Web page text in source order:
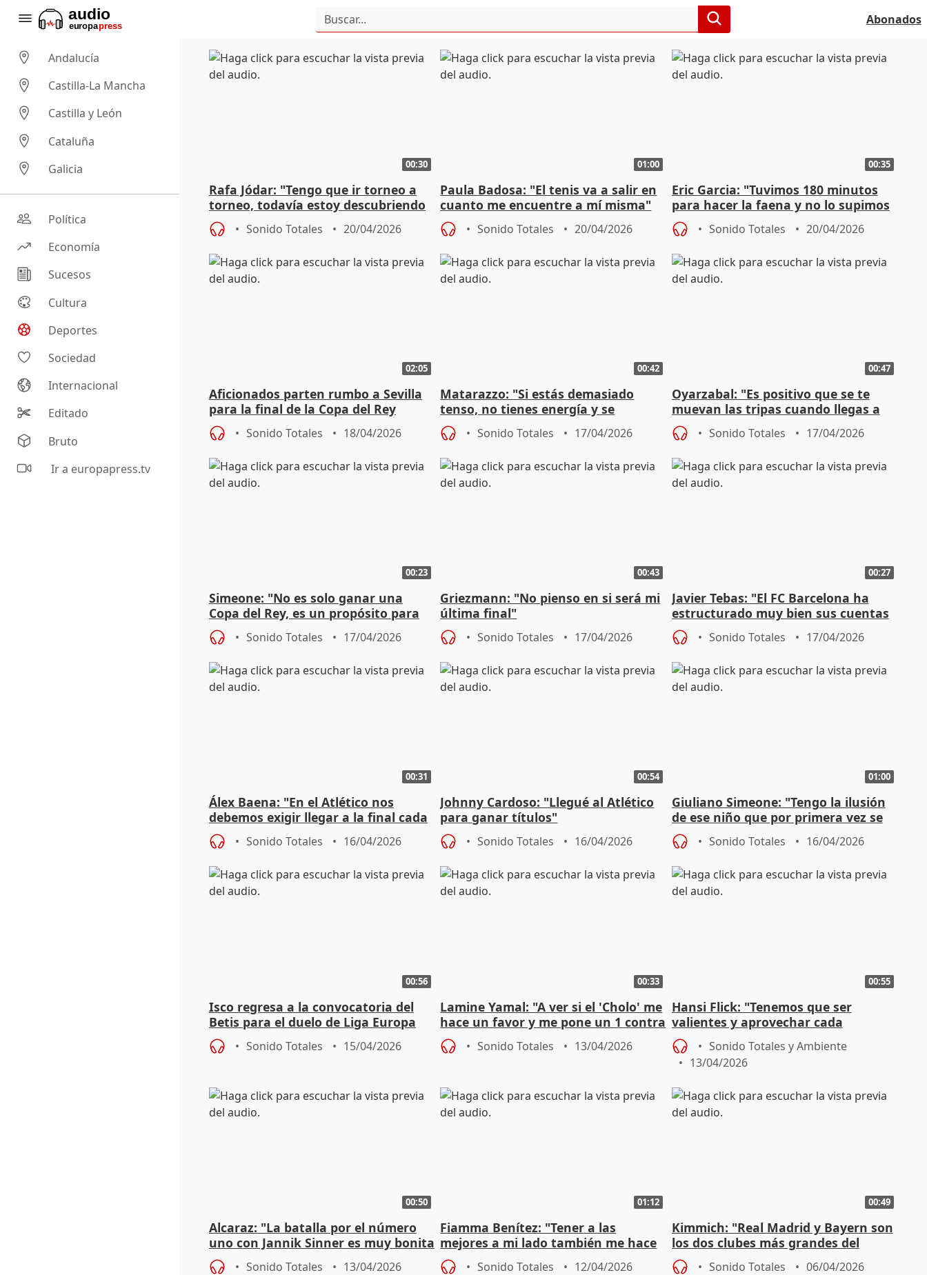
Abonados
Andalucía
Castilla-La Mancha
Castilla y León
Cataluña
Galicia
Política
Economía
Sucesos
Cultura
Deportes
Sociedad
Internacional
Editado
Bruto
Ir a europapress.tv
00:30
Rafa Jódar: "Tengo que ir torneo a
torneo, todavía estoy descubriendo
el circuito"
Sonido Totales 20/04/2026
01:00
Paula Badosa: "El tenis va a salir en
cuanto me encuentre a mí misma"
Sonido Totales 20/04/2026
00:35
Eric Garcia: "Tuvimos 180 minutos
para hacer la faena y no lo supimos
hacer"
Sonido Totales 20/04/2026
02:05
Aficionados parten rumbo a Sevilla
para la final de la Copa del Rey
Sonido Totales 18/04/2026
00:42
Matarazzo: "Si estás demasiado
tenso, no tienes energía y se
convierte en algo limitante"
Sonido Totales 17/04/2026
00:47
Oyarzabal: "Es positivo que se te
muevan las tripas cuando llegas a
momentos como éste"
Sonido Totales 17/04/2026
00:23
Simeone: "No es solo ganar una
Copa del Rey, es un propósito para
un montón de cosas"
Sonido Totales 17/04/2026
00:43
Griezmann: "No pienso en si será mi
última final"
Sonido Totales 17/04/2026
00:27
Javier Tebas: "El FC Barcelona ha
estructurado muy bien sus cuentas
y va por buen camino"
Sonido Totales 17/04/2026
00:31
Álex Baena: "En el Atlético nos
debemos exigir llegar a la final cada
año"
Sonido Totales 16/04/2026
00:54
Johnny Cardoso: "Llegué al Atlético
para ganar títulos"
Sonido Totales 16/04/2026
01:00
Giuliano Simeone: "Tengo la ilusión
de ese niño que por primera vez se
vistió del Atlético"
Sonido Totales 16/04/2026
00:56
Isco regresa a la convocatoria del
Betis para el duelo de Liga Europa
ante el Braga
Sonido Totales 15/04/2026
00:33
Lamine Yamal: "A ver si el 'Cholo' me
hace un favor y me pone un 1 contra
1 con algún jugador"
Sonido Totales 13/04/2026
00:55
Hansi Flick: "Tenemos que ser
valientes y aprovechar cada
oportunidad"
Sonido Totales y Ambiente
13/04/2026
00:50
Alcaraz: "La batalla por el número
uno con Jannik Sinner es muy bonita
y una motivación extra"
Sonido Totales 13/04/2026
01:12
Fiamma Benítez: "Tener a las
mejores a mi lado también me hace
mejor"
Sonido Totales 12/04/2026
00:49
Kimmich: "Real Madrid y Bayern son
los dos clubes más grandes del
mundo"
Sonido Totales 06/04/2026